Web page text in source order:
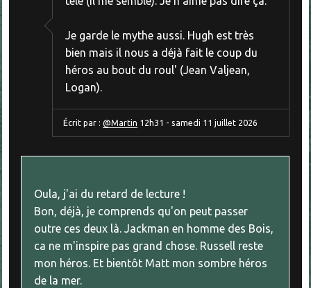
Je garde le mythe aussi. Hugh est très
bien mais il nous a déjà fait le coup du
héros au bout du roul' (Jean Valjean,
Logan).
Écrit par : @Martin 12h31 - samedi 11 juillet 2026
Oula, j'ai du retard de lecture !
Bon, déjà, je comprends qu'on peut passer
outre ces deux là. Jackman en homme des Bois,
ca ne m'inspire pas grand chose. Russell reste
mon héros. Et bientôt Matt mon sombre héros
de la mer.